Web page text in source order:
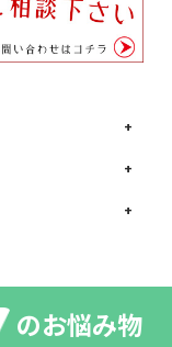
のお悩み物